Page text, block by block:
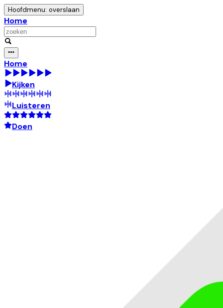
Hoofdmenu: overslaan
Home
Home
Kijken
Luisteren
Doen